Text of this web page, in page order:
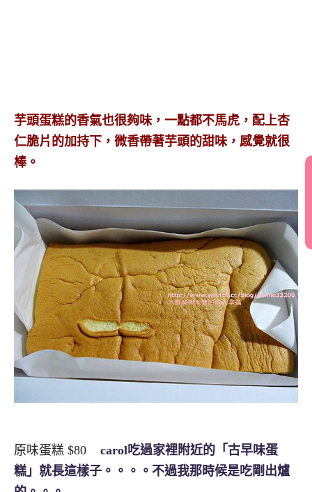
芋頭蛋糕的香氣也很夠味，一點都不馬虎，配上杏
仁脆片的加持下，微香帶著芋頭的甜味，感覺就很
棒。
原味蛋糕 $80 carol吃過家裡附近的「古早味蛋
糕」就長這樣子。。。。不過我那時候是吃剛出爐